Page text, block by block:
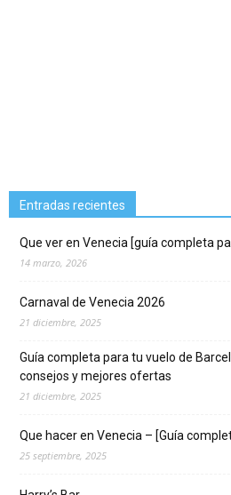
Entradas recientes
Que ver en Venecia [guía completa
14 marzo, 2026
Carnaval de Venecia 2026
21 diciembre, 2025
Guía completa para tu vuelo de
consejos y mejores ofertas
21 diciembre, 2025
Que hacer en Venecia – [Guía
25 septiembre, 2025